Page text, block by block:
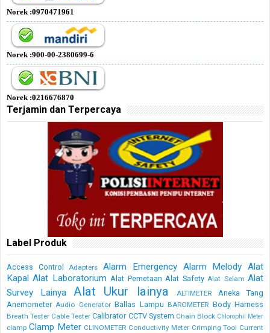
Norek :0970471961
Norek :900-00-2380699-6
Norek :0216676870
Terjamin dan Terpercaya
Label Produk
Access Control Adapters Alarm Emergency Alarm Melody Alat
Kapal Alat Laboratorium Alat Pemetaan Alat Safety Alat Selam Alat
Survey Lainya
Alat Ukur lainya ALTIMETER
Aneka Tang
Anemometer Audio Generator Ballas Lampu BAROMETER Body Harness
Breath Tester Cable Tester Calibrator CCTV System Chain Block Chlorophil Meter
clamp Clamp Meter CLINOMETER Conductivity Meter Crimping Tool Current